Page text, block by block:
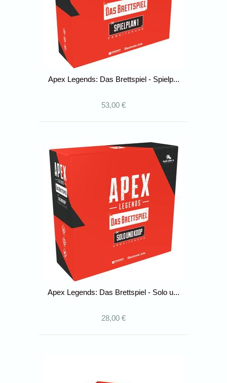
Apex Legends: Das Brettspiel - Spielp...
53,00 €
Apex Legends: Das Brettspiel - Solo u...
28,00 €